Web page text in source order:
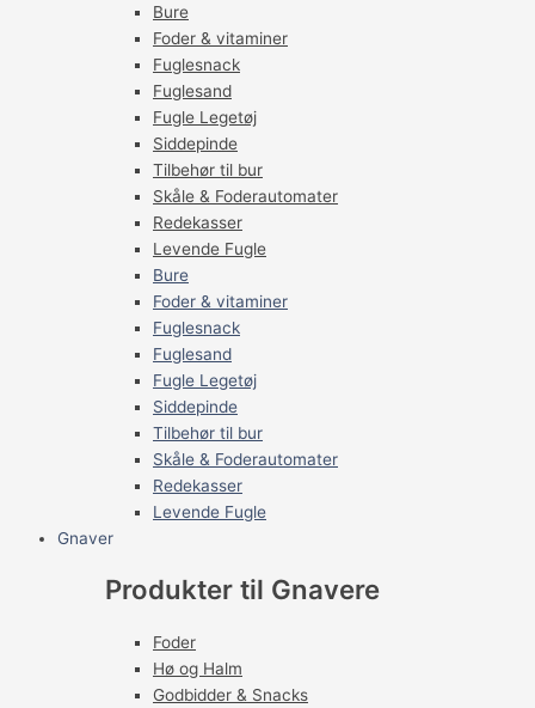
Bure
Foder & vitaminer
Fuglesnack
Fuglesand
Fugle Legetøj
Siddepinde
Tilbehør til bur
Skåle & Foderautomater
Redekasser
Levende Fugle
Bure
Foder & vitaminer
Fuglesnack
Fuglesand
Fugle Legetøj
Siddepinde
Tilbehør til bur
Skåle & Foderautomater
Redekasser
Levende Fugle
Gnaver
Produkter til Gnavere
Foder
Hø og Halm
Godbidder & Snacks